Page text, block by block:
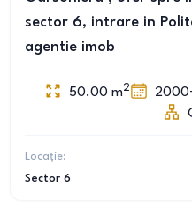
sector 6, intrare in
agentie imob
50.00 m2
Locație:
Sector 6